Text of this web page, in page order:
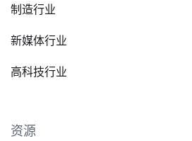
制造行业
新媒体行业
高科技行业
资源